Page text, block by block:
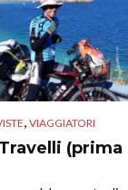
VIAGGIATORI
(prima